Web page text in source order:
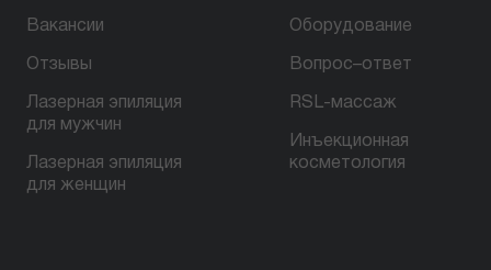
Вакансии
Отзывы
Лазерная эпиляция
для мужчин
Лазерная эпиляция
для женщин
Оборудование
Вопрос–ответ
RSL-массаж
Инъекционная
косметология